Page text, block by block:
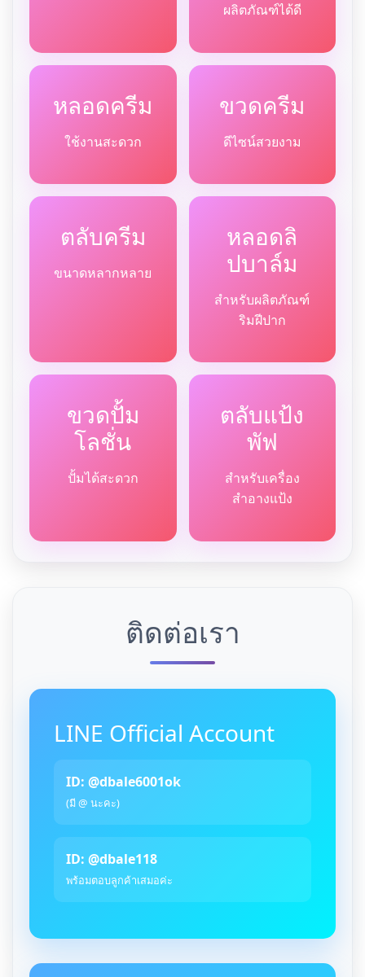
ผลิตภัณฑ์ได้ดี
หลอดครีม
ใช้งานสะดวก
ขวดครีม
ดีไซน์สวยงาม
ตลับครีม
ขนาดหลากหลาย
หลอดลิ
ปบาล์ม
สำหรับผลิตภัณฑ์
ริมฝีปาก
ขวดปั้ม
โลชั่น
ปั้มได้สะดวก
ตลับแป้ง
พัฟ
สำหรับเครื่อง
สำอางแป้ง
ติดต่อเรา
LINE Official Account
ID: @dbale6001ok
(มี @ นะคะ)
ID: @dbale118
พร้อมตอบลูกค้าเสมอค่ะ